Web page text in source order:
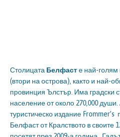
Столицата Белфасте най-голям
(втори на острова), както и най-
провинция Ълстър. Има градски
население от около 270,000
туристическо издание
Белфаст от Кралството в своите